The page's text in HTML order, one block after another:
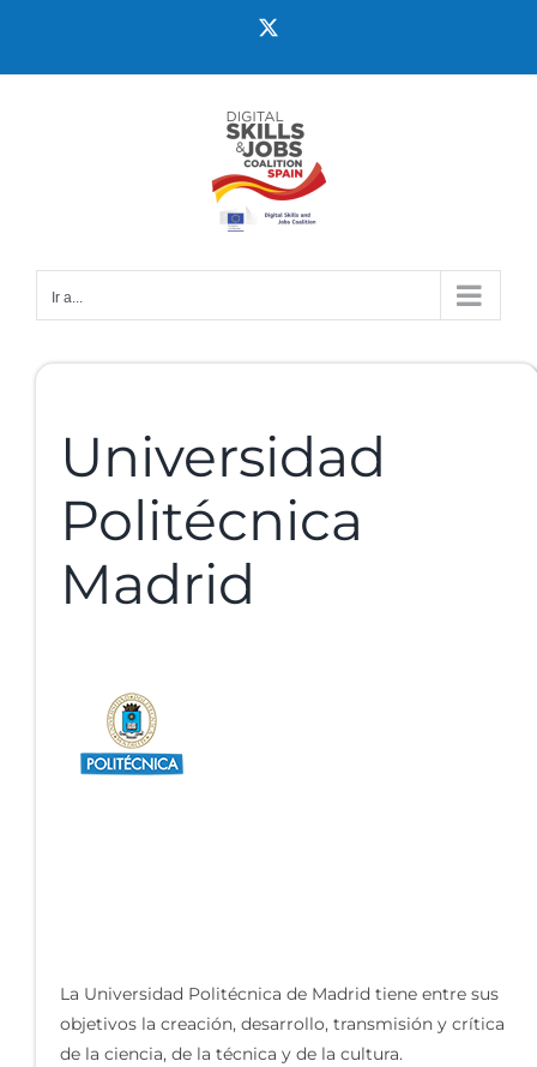
Ir a...
Universidad
Politécnica
Madrid
La Universidad Politécnica de Madrid tiene entre sus
objetivos la creación, desarrollo, transmisión y crítica
de la ciencia, de la técnica y de la cultura.